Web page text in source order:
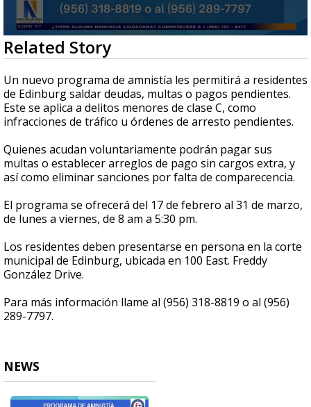
0
seconds
of
59
seconds
Related Story
Un nuevo programa de amnistía les permitirá a residentes
de Edinburg saldar deudas, multas o pagos pendientes.
Este se aplica a delitos menores de clase C, como
infracciones de tráfico u órdenes de arresto pendientes.
Quienes acudan voluntariamente podrán pagar sus
multas o establecer arreglos de pago sin cargos extra, y
así como eliminar sanciones por falta de comparecencia.
El programa se ofrecerá del 17 de febrero al 31 de marzo,
de lunes a viernes, de 8 am a 5:30 pm.
Los residentes deben presentarse en persona en la corte
municipal de Edinburg, ubicada en 100 East. Freddy
González Drive.
Para más información llame al (956) 318-8819 o al (956)
289-7797.
NEWS